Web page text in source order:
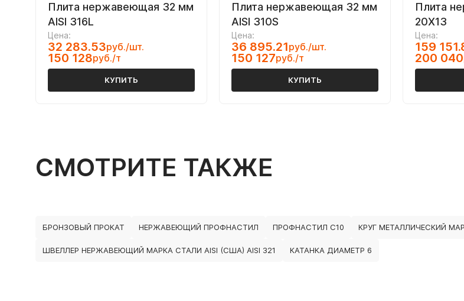
Плита нержавеющая 32 мм
AISI 316L
Цена:
32 283.53руб./шт.
150 128руб./т
КУПИТЬ
Плита нержавеющая 32 мм
AISI 310S
Цена:
36 895.21руб./шт.
150 127руб./т
КУПИТЬ
Плита
20Х13
Цена:
159
200 040
СМОТРИТЕ ТАКЖЕ
БРОНЗОВЫЙ ПРОКАТ НЕРЖАВЕЮЩИЙ ПРОФНАСТИЛ ПРОФНАСТИЛ С10 КРУГ МЕТАЛЛИЧЕСКИЙ
ШВЕЛЛЕР НЕРЖАВЕЮЩИЙ МАРКА СТАЛИ AISI (США) AISI 321 КАТАНКА ДИАМЕТР 6